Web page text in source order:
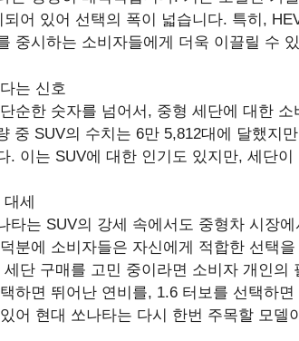
어 있어 선택의 폭이 넓습니다. 특히,
중시하는 소비자들에게 더욱 이끌릴 수
는 신호
순한 숫자를 넘어서, 중형 세단에 대한
중 SUV의 수치는 6만 5,812대에 달했지
. 이는 SUV에 대한 인기도 있지만, 세단
세
타는 SUV의 강세 속에서도 중형차 시장
분에 소비자들은 자신에게 적합한 선택
단 구매를 고민 중이라면 소비자 개인의
하면 뛰어난 연비를, 1.6 터보를 선택하
어 현대 쏘나타는 다시 한번 주목할 모델